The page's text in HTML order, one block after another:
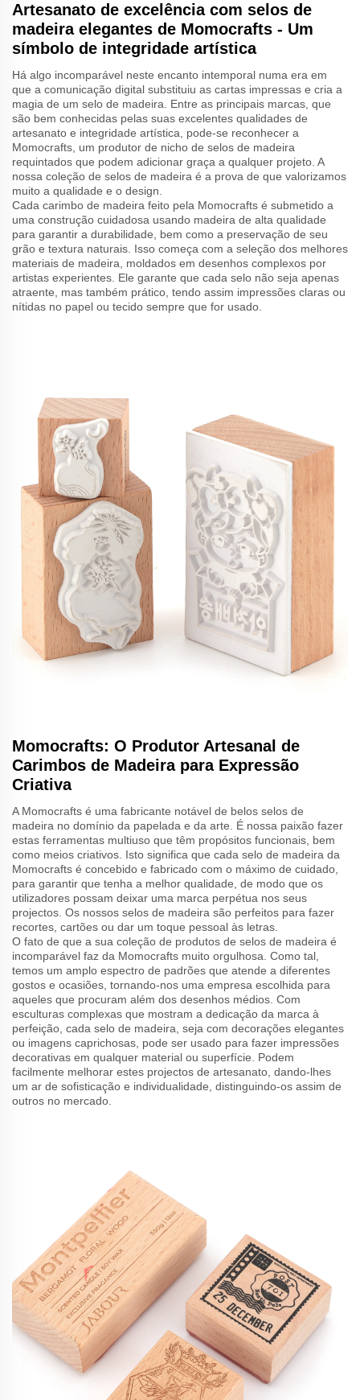
Artesanato de excelência com selos de
madeira elegantes de Momocrafts - Um
símbolo de integridade artística
Há algo incomparável neste encanto intemporal numa era em
que a comunicação digital substituiu as cartas impressas e cria a
magia de um selo de madeira. Entre as principais marcas, que
são bem conhecidas pelas suas excelentes qualidades de
artesanato e integridade artística, pode-se reconhecer a
Momocrafts, um produtor de nicho de selos de madeira
requintados que podem adicionar graça a qualquer projeto. A
nossa coleção de selos de madeira é a prova de que valorizamos
muito a qualidade e o design.
Cada carimbo de madeira feito pela Momocrafts é submetido a
uma construção cuidadosa usando madeira de alta qualidade
para garantir a durabilidade, bem como a preservação de seu
grão e textura naturais. Isso começa com a seleção dos melhores
materiais de madeira, moldados em desenhos complexos por
artistas experientes. Ele garante que cada selo não seja apenas
atraente, mas também prático, tendo assim impressões claras ou
nítidas no papel ou tecido sempre que for usado.
Momocrafts: O Produtor Artesanal de
Carimbos de Madeira para Expressão
Criativa
A Momocrafts é uma fabricante notável de belos selos de
madeira no domínio da papelada e da arte. É nossa paixão fazer
estas ferramentas multiuso que têm propósitos funcionais, bem
como meios criativos. Isto significa que cada selo de madeira da
Momocrafts é concebido e fabricado com o máximo de cuidado,
para garantir que tenha a melhor qualidade, de modo que os
utilizadores possam deixar uma marca perpétua nos seus
projectos. Os nossos selos de madeira são perfeitos para fazer
recortes, cartões ou dar um toque pessoal às letras.
O fato de que a sua coleção de produtos de selos de madeira é
incomparável faz da Momocrafts muito orgulhosa. Como tal,
temos um amplo espectro de padrões que atende a diferentes
gostos e ocasiões, tornando-nos uma empresa escolhida para
aqueles que procuram além dos desenhos médios. Com
esculturas complexas que mostram a dedicação da marca à
perfeição, cada selo de madeira, seja com decorações elegantes
ou imagens caprichosas, pode ser usado para fazer impressões
decorativas em qualquer material ou superfície. Podem
facilmente melhorar estes projectos de artesanato, dando-lhes
um ar de sofisticação e individualidade, distinguindo-os assim de
outros no mercado.